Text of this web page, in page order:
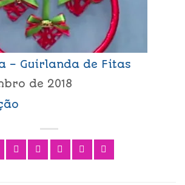
– Guirlanda de Fitas
de 2018